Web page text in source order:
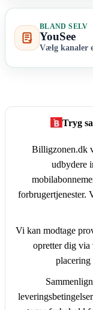
BLAND SELV
YouSee
Vælg kanaler
Tryg
Billigzonen.dk
udbydere
forbrugertjenester.
Vi kan modtage
opretter dig via